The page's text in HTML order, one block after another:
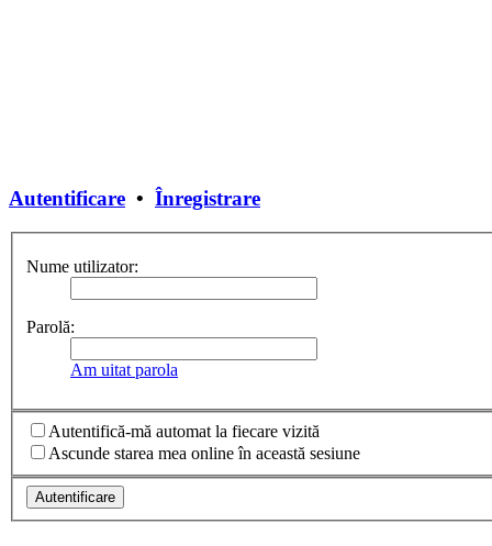
Autentificare • Înregistrare
Nume utilizator:
Parolă:
Am uitat parola
Autentifică-mă automat la fiecare vizită
Ascunde starea mea online în această sesiune